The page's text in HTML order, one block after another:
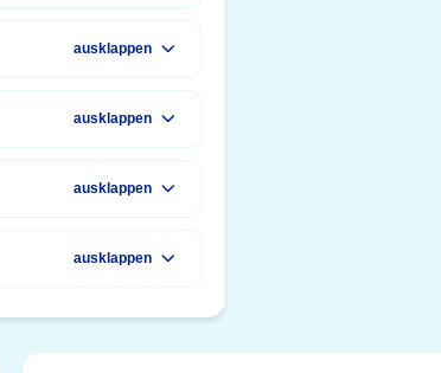
ausklappen
ausklappen
ausklappen
ausklappen